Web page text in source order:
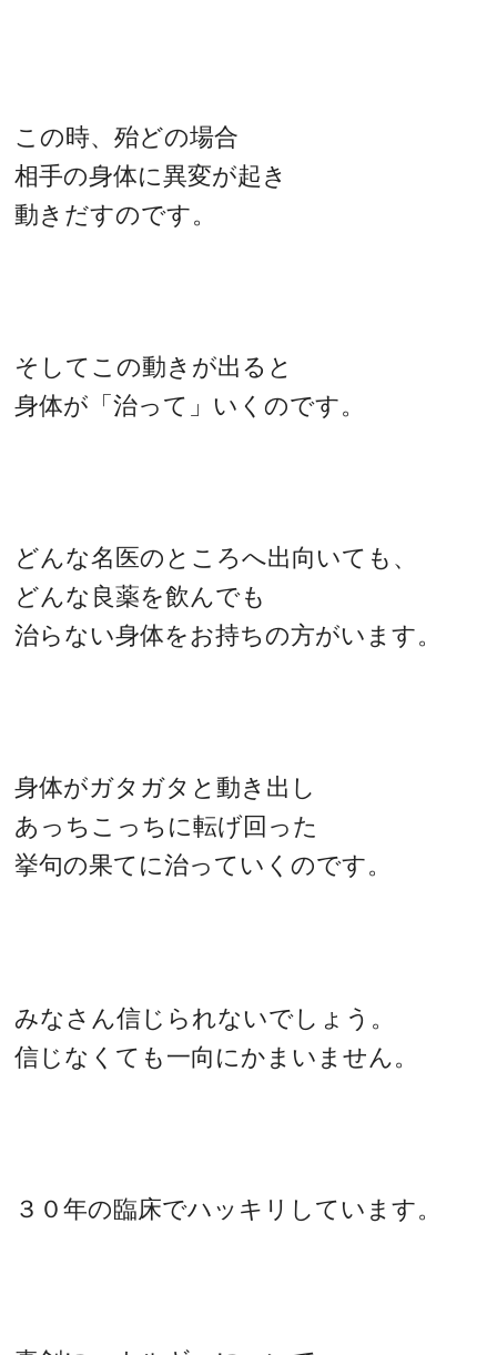
この時、殆どの場合
相手の身体に異変が起き
動きだすのです。
そしてこの動きが出ると
身体が「治って」いくのです。
どんな名医のところへ出向いても、
どんな良薬を飲んでも
治らない身体をお持ちの方がいます。
身体がガタガタと動き出し
あっちこっちに転げ回った
挙句の果てに治っていくのです。
みなさん信じられないでしょう。
信じなくても一向にかまいません。
３０年の臨床でハッキリしています。